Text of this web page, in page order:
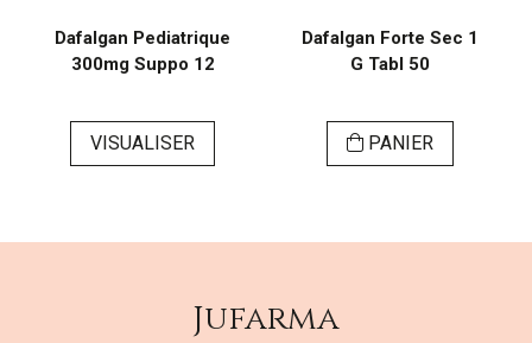
Dafalgan Pediatrique
300mg Suppo 12
VISUALISER
Dafalgan Forte Sec 1
G Tabl 50
PANIER
Jufarma